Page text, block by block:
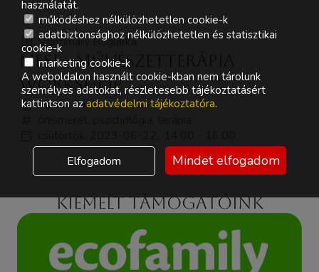
Szathmáry Boglárka
Mese - művészetterápia
workshop
Szülők Sátra
Kiemelt támogatóink
használatát.
működéshez nélkülözhetetlen cookie-k
adatbiztonsághoz nélkülözhetetlen és statisztikai
cookie-k
marketing cookie-k
A weboldalon használt cookie-kban nem tárolunk
személyes adatokat, részletesebb tájékoztatásért
kattintson az adatvédelmi tájékoztatóra.
Elfogadom Mindet elfogadom